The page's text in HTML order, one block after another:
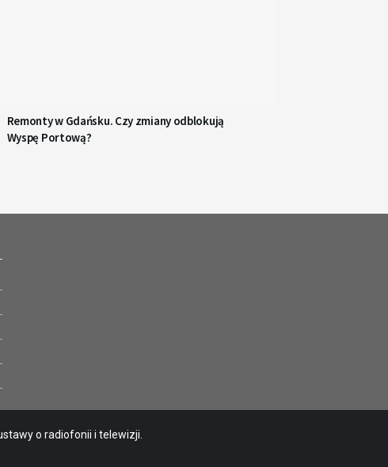
Remonty w Gdańsku. Czy zmiany odblokują
Wyspę Portową?
o radiofonii i telewizji.